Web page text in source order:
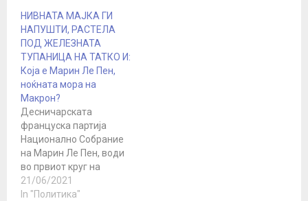
НИВНАТА МАЈКА ГИ
НАПУШТИ, РАСТЕЛА
ПОД ЖЕЛЕЗНАТА
ТУПАНИЦА НА ТАТКО И:
Која е Марин Ле Пен,
ноќната мора на
Макрон?
Десничарската
француска партија
Национално Собрание
на Марин Ле Пен, води
во првиот круг на
регионалните избори во
регионот Прованса-
21/06/2021
In "Политика"